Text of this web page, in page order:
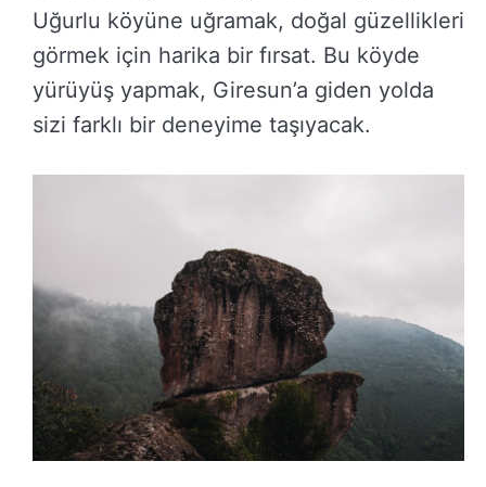
Uğurlu köyüne uğramak, doğal güzellikleri
görmek için harika bir fırsat. Bu köyde
yürüyüş yapmak, Giresun’a giden yolda
sizi farklı bir deneyime taşıyacak.